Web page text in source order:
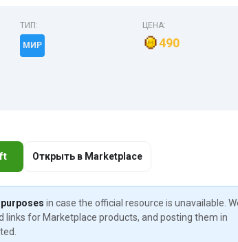
ТИП:
МИР
ЦЕНА:
490
Открыть в Marketplace
in case the official resource is unavailable.
links for Marketplace products, and posting them in